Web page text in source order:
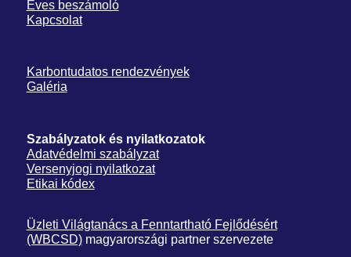
Éves beszámoló
Kapcsolat
Karbontudatos rendezvények
Galéria
Szabályzatok és nyilatkozatok
Adatvédelmi szabályzat
Versenyjogi nyilatkozat
Etikai kódex
Üzleti Világtanács a Fenntartható Fejlődésért
(WBCSD)magyarországi partner szervezete